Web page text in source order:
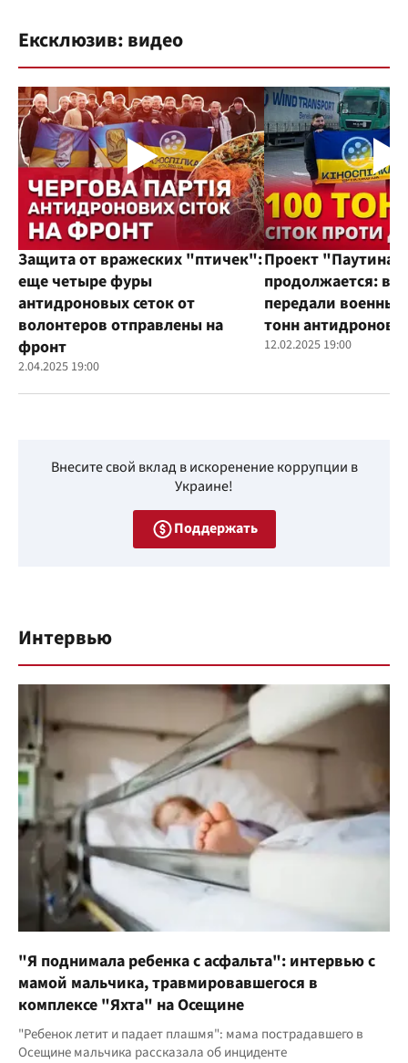
Ексклюзив: видео
Защита от вражеских "птичек":
еще четыре фуры
антидроновых сеток от
волонтеров отправлены на
фронт
2.04.2025 19:00
Проект "Паутина"
продолжается:
передали
тонн
12.02.2025 19:00
Внесите свой вклад в искоренение коррупции в
Украине!
Поддержать
Интервью
"Я поднимала ребенка с асфальта": интервью с
мамой мальчика, травмировавшегося в
комплексе "Яхта" на Осещине
"Ребенок летит и падает плашмя": мама пострадавшего в
Осещине мальчика рассказала об инциденте